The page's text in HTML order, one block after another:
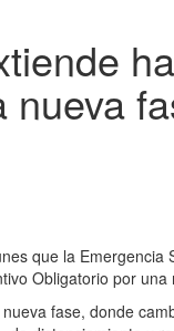
nueva
que la
Obligatorio por
fase, donde